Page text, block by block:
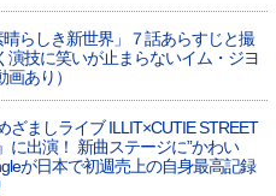
らしき新世界」７話あらすじと撮
技に笑いが止まらないイム・ジヨ
あり）
ざましライブ ILLIT×CUTIE STREET
に出演！ 新曲ステージに”かわい
が日本で初週売上の自身最高記録